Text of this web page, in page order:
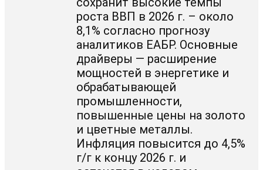
роста ВВП в 2026 г. – около
8,1% согласно прогнозу
аналитиков ЕАБР. Основные
драйверы — расширение
мощностей в энергетике и
обрабатывающей
промышленности,
повышенные цены на золото
и цветные металлы.
Инфляция повысится до 4,5%
г/г к концу 2026 г. и